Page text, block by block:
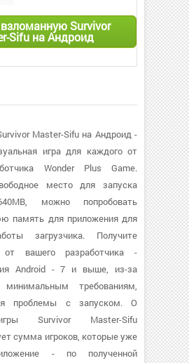
Survivor
Sifu на Андроид
Master-Sifu на Андроид -
игра для каждого от
Wonder Plus Game.
место для запуска
можно попробовать
память для приложения для
загрузчика. Получите
вашего разработчика -
Android - 7 и выше, из-за
минимальным требованиям,
проблемы с запуском. О
Survivor Master-Sifu
сумма игроков, которые уже
- по полученной